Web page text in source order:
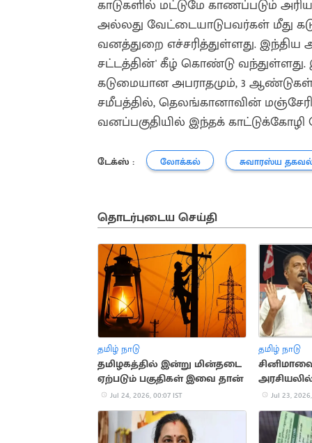
காடுகளில் மட்டுமே காணப்படும்
அல்லது வேட்டையாடுபவர்கள் மீது
வனத்துறை எச்சரித்துள்ளது.
சட்டத்தின்' கீழ் கொண்டு வந்துள்ளது.
கடுமையான அபராதமும், 3
சமீபத்தில், தெலங்கானாவின்
வனப்பகுதியில் இந்தக் காட்டுக்கோழி
டேக்ஸ் : லோக்கல் சுவாரஸ்ய
தொடர்புடைய செய்தி
தமிழ் நாடு
தமிழகத்தில் இன்று மின்தடை
ஏற்படும் பகுதிகள் இவை தான்
Jul 24, 2026, 00:07 IST
தமிழ் நாடு
முக்கிய
Jul 23, 2026,